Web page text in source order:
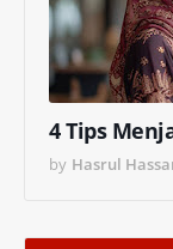
4 Tips
by Hasrul